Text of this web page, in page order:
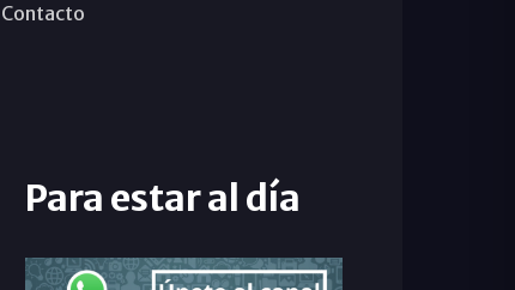
Contacto
Para estar al día